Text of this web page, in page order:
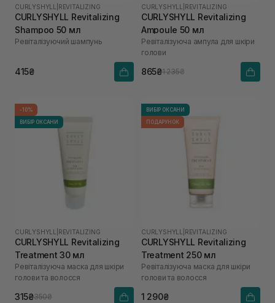
CURLYSHYLL REVITALIZING
CURLYSHYLL Revitalizing
Shampoo 50 мл
Ревіталізуючий шампунь
415₴
CURLYSHYLL REVITALIZING
CURLYSHYLL Revitalizing
Ampoule 50 мл
Ревіталізуюча ампула для шкіри
голови
865₴1 235₴
-10%
ВИБІР ОКСАНИ
CURLYSHYLL REVITALIZING
CURLYSHYLL Revitalizing
Treatment 30 мл
Ревіталізуюча маска для шкіри
голови та волосся
315₴350₴
ВИБІР ОКСАНИ
ПОДАРУНОК
CURLYSHYLL REVITALIZING
CURLYSHYLL Revitalizing
Treatment 250 мл
Ревіталізуюча маска для шкіри
голови та волосся
1 290₴